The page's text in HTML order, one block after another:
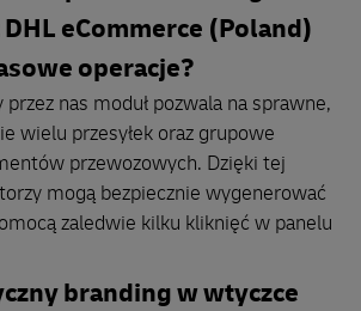
eCommerce (Poland)
operacje?
nas moduł pozwala na sprawne,
wielu przesyłek oraz grupowe
przewozowych. Dzięki tej
mogą bezpiecznie wygenerować
zaledwie kilku kliknięć w panelu
branding w wtyczce